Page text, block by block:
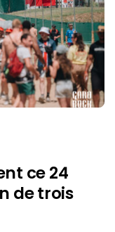
ce 24
de trois